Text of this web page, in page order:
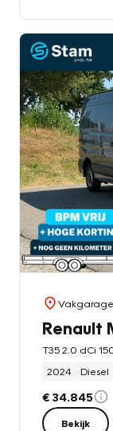
Renault
T35 2.0 dCi
2024
Diesel
€ 34.845
Bekijk